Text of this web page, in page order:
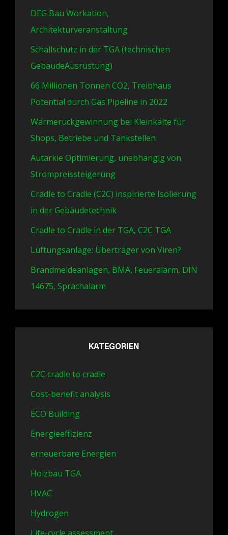
DEG Bau Workation,
Architekturveranstaltung
Schallschutz in der TGA (technischen
GebäudeAusrüstung)
66 Millionen Tonnen CO2, Treibhaus
Potential durch Gas Pipeline in 2022
Wärmerückgewinnung bei Kleinkälte für
Shops, Betriebe und Tankstellen
Autarkie Optimierung, unabhängig von
Strompreissteigerung
Cradle to Cradle (C2C) inspirierte Isolierung
in der Gebäudetechnik
Cradle to Cradle in der TGA, C2C TGA
Lüftungsanlage: Überträger von Viren?
Brandmeldeanlagen, BMA, Feueralarm, DIN
14675, Sprachalarm
KATEGORIEN
C2C cradle to cradle
Cost-benefit analysis
ECO Building
Energieeffizienz
erneuerbare Energien
Holzbau TGA
HVAC
Hydrogen